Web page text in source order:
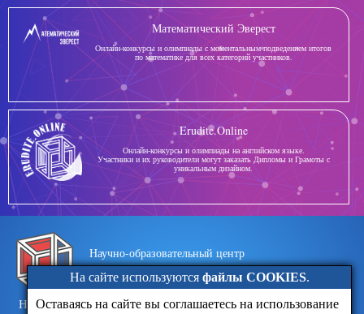
Математический Эверест
Онлайн-конкурсы и олимпиады с моментальным подведением итогов
по математике для всех категорий участников.
Erudite.Online
Онлайн-конкурсы и олимпиады на английском языке.
Участники и их руководители могут заказать Дипломы и Грамоты с
уникальным дизайном.
Научно-образовательный центр
Эрудит
Новости
Обратная связь
На сайте используются файлы COOKIES.
Оставаясь на сайте вы соглашаетесь на использование